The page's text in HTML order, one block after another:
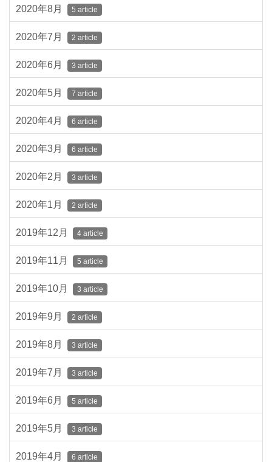
2020年8月 5 article
2020年7月 2 article
2020年6月 3 article
2020年5月 7 article
2020年4月 6 article
2020年3月 6 article
2020年2月 3 article
2020年1月 2 article
2019年12月 4 article
2019年11月 5 article
2019年10月 3 article
2019年9月 2 article
2019年8月 3 article
2019年7月 3 article
2019年6月 5 article
2019年5月 3 article
2019年4月 6 article